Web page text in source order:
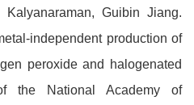
Guibin Jiang.
independent production of
peroxide and halogenated
the National Academy of